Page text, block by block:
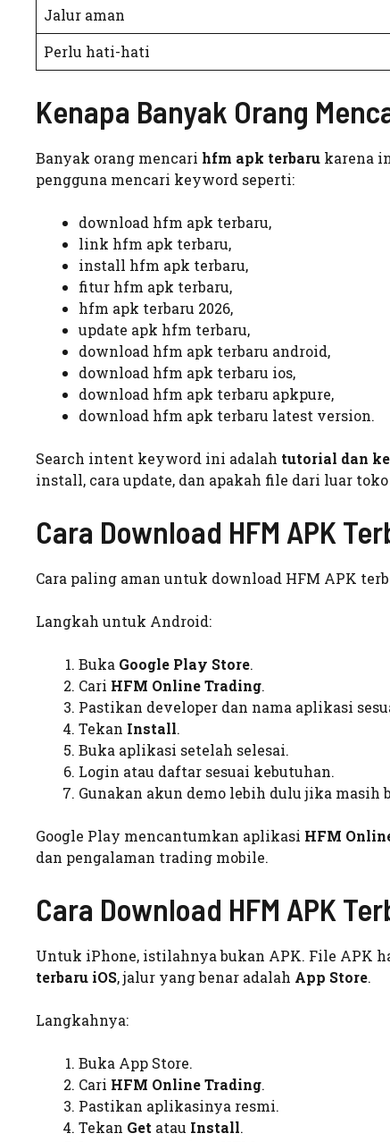
Jalur aman
Perlu hati-hati
Kenapa Banyak Orang
Banyak orang mencari hfm apk terbaru karena
pengguna mencari keyword seperti:
download hfm apk terbaru,
link hfm apk terbaru,
install hfm apk terbaru,
fitur hfm apk terbaru,
hfm apk terbaru 2026,
update apk hfm terbaru,
download hfm apk terbaru android,
download hfm apk terbaru ios,
download hfm apk terbaru apkpure,
download hfm apk terbaru latest version.
Search intent keyword ini adalah tutorial dan
install, cara update, dan apakah file dari luar
Cara Download HFM APK
Cara paling aman untuk download HFM APK
Langkah untuk Android:
Buka Google Play Store.
Cari HFM Online Trading.
Pastikan developer dan nama aplikasi
Tekan Install.
Buka aplikasi setelah selesai.
Login atau daftar sesuai kebutuhan.
Gunakan akun demo lebih dulu jika masih
Google Play mencantumkan aplikasi HFM
dan pengalaman trading mobile.
Cara Download HFM APK
Untuk iPhone, istilahnya bukan APK. File APK
terbaru iOS, jalur yang benar adalah App Store.
Langkahnya:
Buka App Store.
Cari HFM Online Trading.
Pastikan aplikasinya resmi.
Tekan Get atau Install.